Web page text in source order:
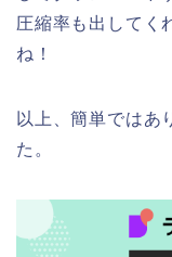
圧縮率も出してく
ね！
以上、簡単ではあ
た。